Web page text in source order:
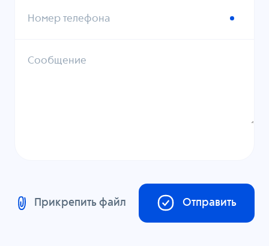
Номер телефона
Сообщение
Прикрепить файл Отправить